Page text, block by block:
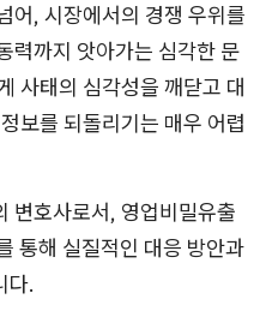
어, 시장에서의 경쟁 우위를
력까지 앗아가는 심각한 문
사태의 심각성을 깨닫고 대
보를 되돌리기는 매우 어렵
변호사로서, 영업비밀유출
통해 실질적인 대응 방안과
다.